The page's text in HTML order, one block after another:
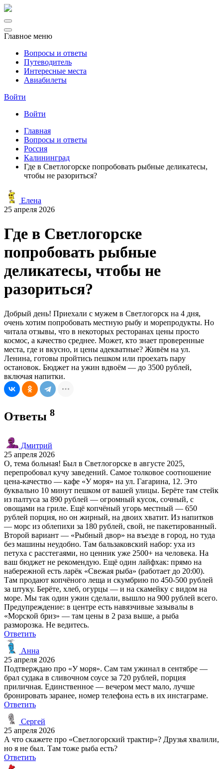
Главное меню
Вопросы и ответы
Путеводитель
Интересные места
Авиабилеты
Войти
Войти
Главная
Вопросы и ответы
Россия
Калининград
Где в Светлогорске попробовать рыбные деликатесы,
чтобы не разориться?
Елена
25 апреля 2026
Где в Светлогорске
попробовать рыбные
деликатесы, чтобы не
разориться?
Добрый день! Приехали с мужем в Светлогорск на 4 дня,
очень хотим попробовать местную рыбу и морепродукты. Но
читала отзывы, что в некоторых ресторанах цены просто
космос, а качество среднее. Может, кто знает проверенные
места, где и вкусно, и цены адекватные? Живём на ул.
Ленина, готовы пройтись пешком или проехать пару
остановок. Бюджет на ужин вдвоём — до 3500 рублей,
включая напитки.
Ответы 8
Дмитрий
25 апреля 2026
О, тема больная! Был в Светлогорске в августе 2025,
перепробовал кучу заведений. Самое толковое соотношение
цена-качество — кафе «У моря» на ул. Гагарина, 12. Это
буквально 10 минут пешком от вашей улицы. Берёте там стейк
из палтуса за 890 рублей — огромный кусок, сочный, с
овощами на гриле. Ещё копчёный угорь местный — 650
рублей порция, но он жирный, на двоих хватит. Из напитков
— морс из облепихи за 180 рублей, свой, не пакетированный.
Второй вариант — «Рыбный двор» на въезде в город, но туда
без машины неудобно. Там бальзаковский набор: уха из
петуха с расстегаями, но ценник уже 2500+ на человека. На
ваш бюджет не рекомендую. Ещё один лайфхак: прямо на
набережной есть ларёк «Свежая рыба» (работает до 20:00).
Там продают копчёного леща и скумбрию по 450-500 рублей
за штуку. Берёте, хлеб, огурцы — и на скамейку с видом на
море. Мы так один ужин сделали, вышло на 900 рублей всего.
Предупреждение: в центре есть навязчивые зазывалы в
«Морской бриз» — там цены в 2 раза выше, а рыба
разморозка. Не ведитесь.
Ответить
Анна
25 апреля 2026
Подтверждаю про «У моря». Сам там ужинал в сентябре —
брал судака в сливочном соусе за 720 рублей, порция
приличная. Единственное — вечером мест мало, лучше
бронировать заранее, номер телефона есть в их инстаграме.
Ответить
Сергей
25 апреля 2026
А что скажете про «Светлогорский трактир»? Друзья хвалили,
но я не был. Там тоже рыба есть?
Ответить